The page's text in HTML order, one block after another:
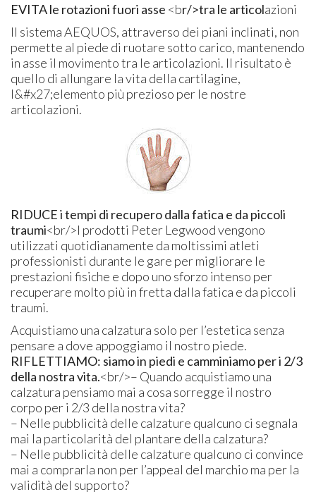
EVITA le rotazioni fuori asse <br/>tra le articolazioni
Il sistema AEQUOS, attraverso dei piani inclinati, non
permette al piede di ruotare sotto carico, mantenendo
in asse il movimento tra le articolazioni. Il risultato è
quello di allungare la vita della cartilagine,
l&#x27;elemento più prezioso per le nostre
articolazioni.
RIDUCE i tempi di recupero dalla fatica e da piccoli
traumi<br/>I prodotti Peter Legwood vengono
utilizzati quotidianamente da moltissimi atleti
professionisti durante le gare per migliorare le
prestazioni fisiche e dopo uno sforzo intenso per
recuperare molto più in fretta dalla fatica e da piccoli
traumi.
Acquistiamo una calzatura solo per l’estetica senza
pensare a dove appoggiamo il nostro piede.
RIFLETTIAMO: siamo in piedi e camminiamo per i 2/3
della nostra vita.<br/>– Quando acquistiamo una
calzatura pensiamo mai a cosa sorregge il nostro
corpo per i 2/3 della nostra vita?
– Nelle pubblicità delle calzature qualcuno ci segnala
mai la particolarità del plantare della calzatura?
– Nelle pubblicità delle calzature qualcuno ci convince
mai a comprarla non per l’appeal del marchio ma per la
validità del supporto?